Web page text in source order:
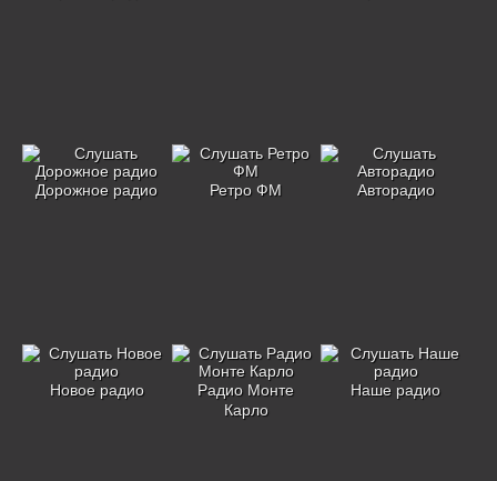
Дорожное радио Ретро ФМ Авторадио
Новое радио
Радио Монте
Карло
Наше радио